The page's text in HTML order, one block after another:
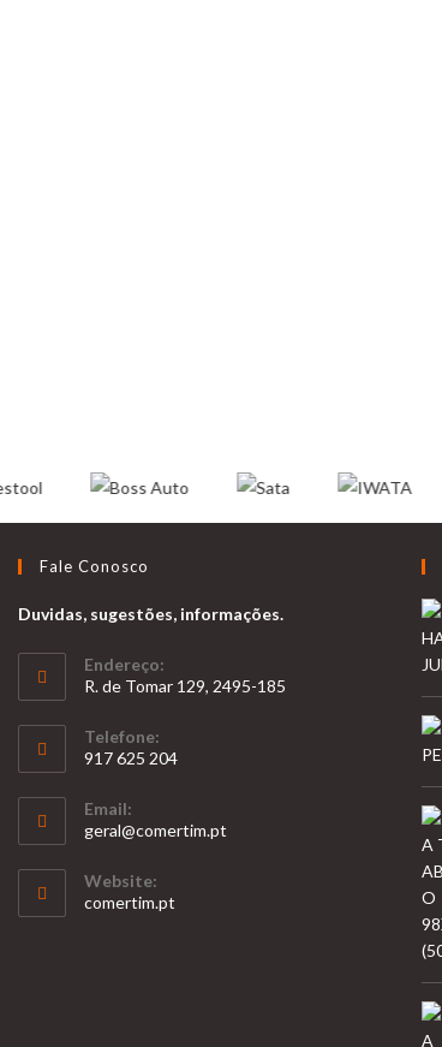
Fale Conosco
Duvidas, sugestões, informações.
Endereço:
R. de Tomar 129, 2495-185
Telefone:
917 625 204
in
your
application
Email:
geral@comertim.pt
Website:
comertim.pt